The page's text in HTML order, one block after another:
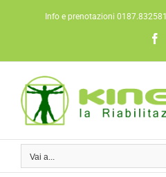
Info e prenotazioni 0187.832581
Vai a...